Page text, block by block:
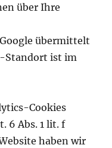
über Ihre
übermittelt
Standort ist im
Cookies
6 Abs. 1 lit. f
haben wir